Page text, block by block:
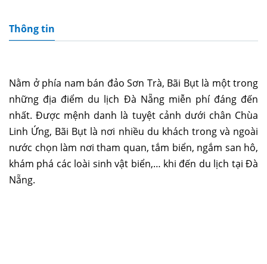
Thông tin
Nằm ở phía nam bán đảo Sơn Trà, Bãi Bụt là một trong
những địa điểm du lịch Đà Nẵng miễn phí đáng đến
nhất. Được mệnh danh là tuyệt cảnh dưới chân Chùa
Linh Ứng, Bãi Bụt là nơi nhiều du khách trong và ngoài
nước chọn làm nơi tham quan, tắm biển, ngắm san hô,
khám phá các loài sinh vật biển,… khi đến du lịch tại Đà
Nẵng.